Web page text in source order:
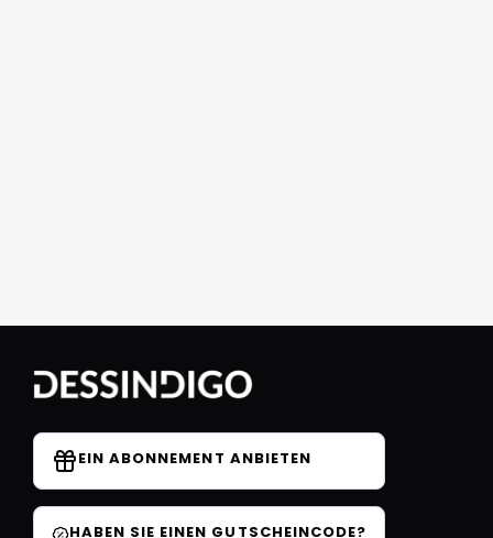
EIN ABONNEMENT ANBIETEN
HABEN SIE EINEN GUTSCHEINCODE?